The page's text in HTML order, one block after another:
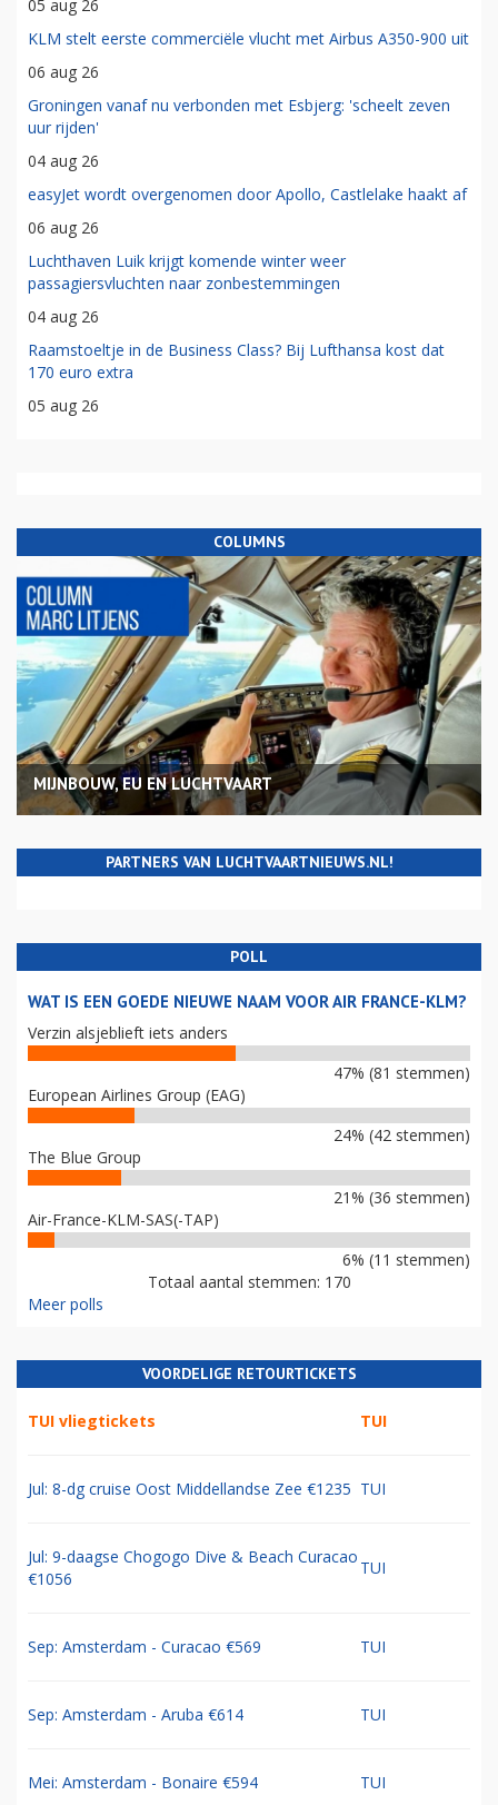
05 aug 26
KLM stelt eerste commerciële vlucht met Airbus A350-900 uit
06 aug 26
Groningen vanaf nu verbonden met Esbjerg: 'scheelt zeven
uur rijden'
04 aug 26
easyJet wordt overgenomen door Apollo, Castlelake haakt af
06 aug 26
Luchthaven Luik krijgt komende winter weer
passagiersvluchten naar zonbestemmingen
04 aug 26
Raamstoeltje in de Business Class? Bij Lufthansa kost dat
170 euro extra
05 aug 26
COLUMNS
MIJNBOUW, EU EN LUCHTVAART
PARTNERS VAN LUCHTVAARTNIEUWS.NL!
POLL
WAT IS EEN GOEDE NIEUWE NAAM VOOR AIR FRANCE-KLM?
Verzin alsjeblieft iets anders
47% (81 stemmen)
European Airlines Group (EAG)
24% (42 stemmen)
The Blue Group
21% (36 stemmen)
Air-France-KLM-SAS(-TAP)
6% (11 stemmen)
Totaal aantal stemmen: 170
Meer polls
VOORDELIGE RETOURTICKETS
TUI vliegtickets TUI
Jul: 8-dg cruise Oost Middellandse Zee €1235 TUI
Jul: 9-daagse Chogogo Dive & Beach Curacao
€1056
TUI
Sep: Amsterdam - Curacao €569 TUI
Sep: Amsterdam - Aruba €614 TUI
Mei: Amsterdam - Bonaire €594 TUI